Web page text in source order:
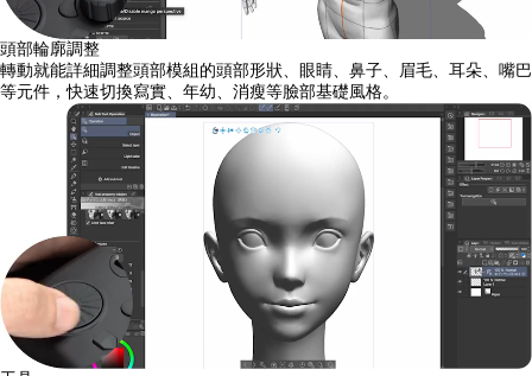
頭部輪廓調整
轉動就能詳細調整頭部模組的頭部形狀、眼睛、鼻子、眉毛、耳朵、嘴巴
等元件，快速切換寫實、年幼、消瘦等臉部基礎風格。